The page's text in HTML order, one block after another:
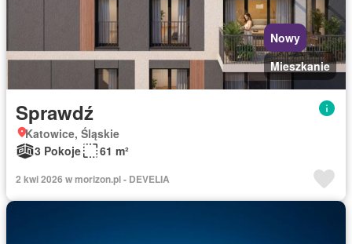
Nowy
Mieszkanie
Sprawdź
Katowice, Śląskie
3 Pokoje
61 m²
2 kwi 2026 w morizon.pl - DEVELIA